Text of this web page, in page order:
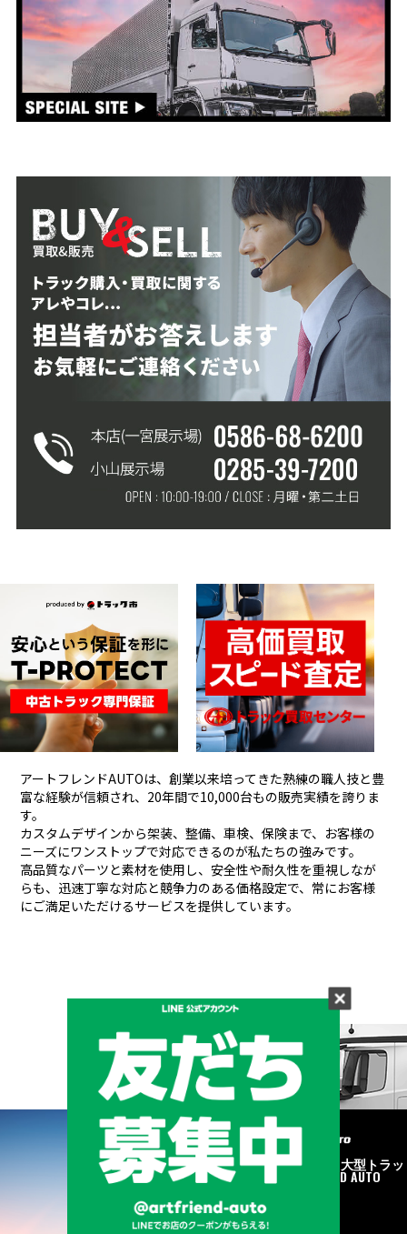
アートフレンドAUTOは、創業以来培ってきた熟練の職人技と豊
富な経験が信頼され、 20年間で10,000台もの販売実績を誇りま
す。
カスタムデザインから架装、整備、車検、保険まで、お客様の
ニーズにワンストップで対応できるのが私たちの強みです。
高品質なパーツと素材を使用し、安全性や耐久性を重視しなが
らも、 迅速丁寧な対応と競争力のある価格設定で、常にお客様
にご満足いただけるサービスを提供しています。
メーカーと形状から探す
BRAND & TYPE
©2020中古トラック・大型トラッ
ク販売はART FRIEND AUTO